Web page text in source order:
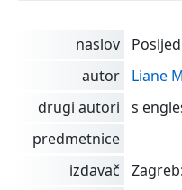
naslov
autor
Liane
drugi autori
s
predmetnice
izdavač